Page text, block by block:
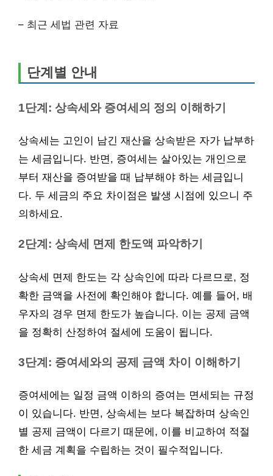
– 최근 세법 관련 자료
단계별 안내
1단계: 상속세와 증여세의 정의 이해하기
상속세는 고인이 남긴 재산을 상속받은 자가 납부하
는 세금입니다. 반면, 증여세는 살아있는 개인으로
부터 재산을 증여받을 때 납부해야 하는 세금입니
다. 두 세금의 주요 차이점은 발생 시점에 있으니 주
의하세요.
2단계: 상속세 면제 한도액 파악하기
상속세 면제 한도는 각 상속인에 따라 다르므로, 정
확한 금액을 사전에 확인해야 합니다. 예를 들어, 배
우자의 경우 면제 한도가 높습니다. 이는 공제 금액
을 정확히 산정하여 절세에 도움이 됩니다.
3단계: 증여세와의 공제 금액 차이 이해하기
증여세에는 일정 금액 이하의 증여는 면세되는 규정
이 있습니다. 반면, 상속세는 보다 복잡하며 상속인
별 공제 금액이 다르기 때문에, 이를 비교하여 적절
한 세금 계획을 수립하는 것이 필수적입니다.